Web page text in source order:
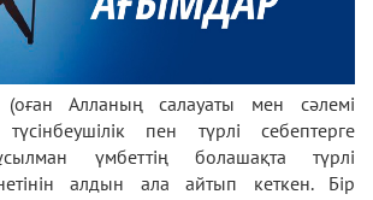
Алланың салауаты мен сәлемі
пен түрлі себептерге
үмбеттің болашақта түрлі
алдын ала айтып кеткен. Бір